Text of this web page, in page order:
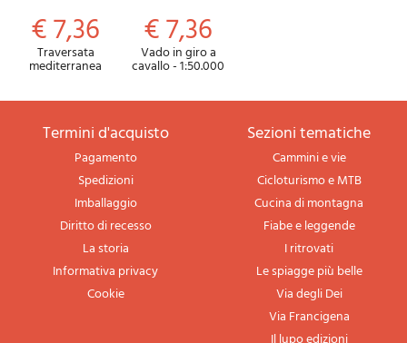
€ 7,36
Traversata
mediterranea
€ 7,36
Vado in giro a
cavallo - 1:50.000
termini d'acquisto
Pagamento
Spedizioni
Imballaggio
Diritto di recesso
La storia
Informativa privacy
Cookie
sezioni tematiche
Cammini e vie
Cicloturismo e MTB
Cucina di montagna
Fiabe e leggende
I ritrovati
Le spiagge più belle
Via degli Dei
Via Francigena